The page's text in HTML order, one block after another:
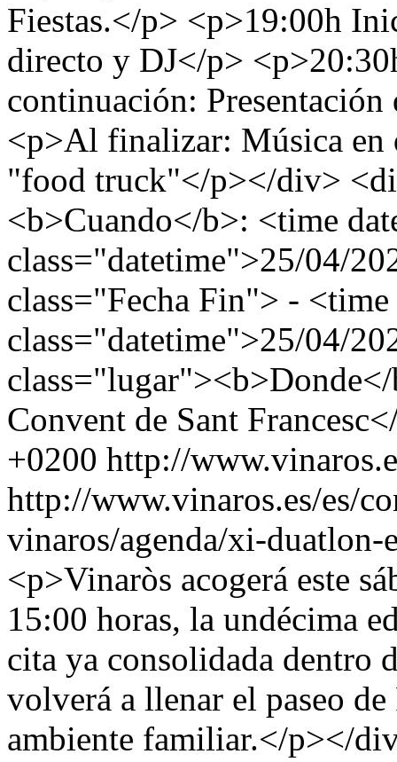
Fiestas.</p> <p>19:00h
directo y DJ</p>
continuación:
<p>Al finalizar: Música en
"food truck"</p></div>
<b>Cuando</b>: <time
class="datetime">25/04/
class="Fecha Fin"> -
class="datetime">25/04/
Convent de Sant
+0200 http://
http://www.vinaros.es/es/
vinaros/agenda/xi-duatlon-
<p>Vinaròs acogerá este
15:00 horas, la undécima
cita ya consolidada dentro
volverá a llenar el paseo
ambiente familiar.</p></